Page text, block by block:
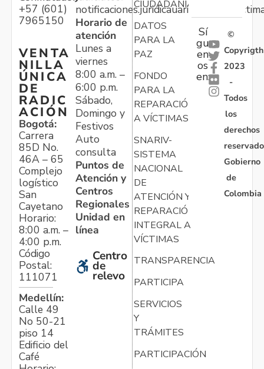
+57 (601)
7965150
VENTA
NILLA
ÚNICA
DE
RADIC
ACIÓN
Bogotá:
Carrera
85D No.
46A – 65
Complejo
logístico
San
Cayetano
Horario:
8:00 a.m. –
4:00 p.m.
Código
Postal:
111071
Medellín:
Calle 49
No 50-21
piso 14
Edificio del
Café
Horario de
atención
Lunes a
viernes
8:00 a.m. –
6:00 p.m.
Sábado,
Domingo y
Festivos
Auto
consulta
Puntos de
Atención y
Centros
Regionales
Unidad en
línea
Centro
de
relevo
CIUDADANÍA
DATOS
PARA LA
PAZ
FONDO
PARA LA
REPARACIÓN
A VÍCTIMAS
SNARIV-
SISTEMA
NACIONAL
DE
ATENCIÓN Y
REPARACIÓN
INTEGRAL A
VÍCTIMAS
TRANSPARENCIA
PARTICIPA
SERVICIOS
Y
TRÁMITES
PARTICIPACIÓN
Sí
gu
en
os
en:
©
Copyrigth
2023
-
Todos
los
derechos
Gobierno
de
Colombia